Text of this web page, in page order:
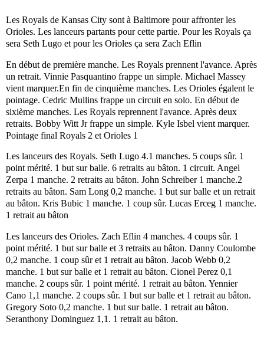
Les Royals de Kansas City sont à Baltimore pour affronter les
Orioles. Les lanceurs partants pour cette partie. Pour les Royals ça
sera Seth Lugo et pour les Orioles ça sera Zach Eflin
En début de première manche. Les Royals prennent l'avance. Après
un retrait. Vinnie Pasquantino frappe un simple. Michael Massey
vient marquer.En fin de cinquième manches. Les Orioles égalent le
pointage. Cedric Mullins frappe un circuit en solo. En début de
sixième manches. Les Royals reprennent l'avance. Après deux
retraits. Bobby Witt Jr frappe un simple. Kyle Isbel vient marquer.
Pointage final Royals 2 et Orioles 1
Les lanceurs des Royals. Seth Lugo 4.1 manches. 5 coups sûr. 1
point mérité. 1 but sur balle. 6 retraits au bâton. 1 circuit. Angel
Zerpa 1 manche. 2 retraits au bâton. John Schreiber 1 manche.2
retraits au bâton. Sam Long 0,2 manche. 1 but sur balle et un retrait
au bâton. Kris Bubic 1 manche. 1 coup sûr. Lucas Erceg 1 manche.
1 retrait au bâton
Les lanceurs des Orioles. Zach Eflin 4 manches. 4 coups sûr. 1
point mérité. 1 but sur balle et 3 retraits au bâton. Danny Coulombe
0,2 manche. 1 coup sûr et 1 retrait au bâton. Jacob Webb 0,2
manche. 1 but sur balle et 1 retrait au bâton. Cionel Perez 0,1
manche. 2 coups sûr. 1 point mérité. 1 retrait au bâton. Yennier
Cano 1,1 manche. 2 coups sûr. 1 but sur balle et 1 retrait au bâton.
Gregory Soto 0,2 manche. 1 but sur balle. 1 retrait au bâton.
Seranthony Dominguez 1,1. 1 retrait au bâton.